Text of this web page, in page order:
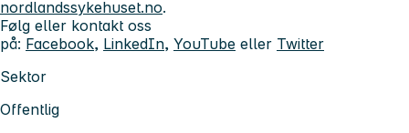
nordlandssykehuset.no.
Følg eller kontakt oss
på: Facebook, LinkedIn, YouTube eller Twitter
Sektor
Offentlig